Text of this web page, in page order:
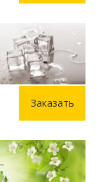
Заказать